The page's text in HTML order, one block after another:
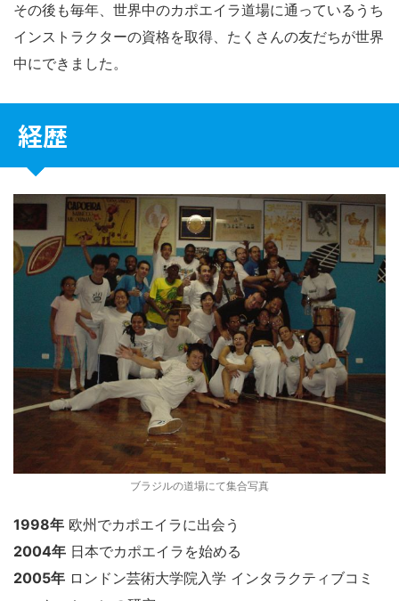
その後も毎年、世界中のカポエイラ道場に通っているうち
インストラクターの資格を取得、たくさんの友だちが世界
中にできました。
経歴
ブラジルの道場にて集合写真
1998年 欧州でカポエイラに出会う
2004年 日本でカポエイラを始める
2005年 ロンドン芸術大学院入学 インタラクティブコミ